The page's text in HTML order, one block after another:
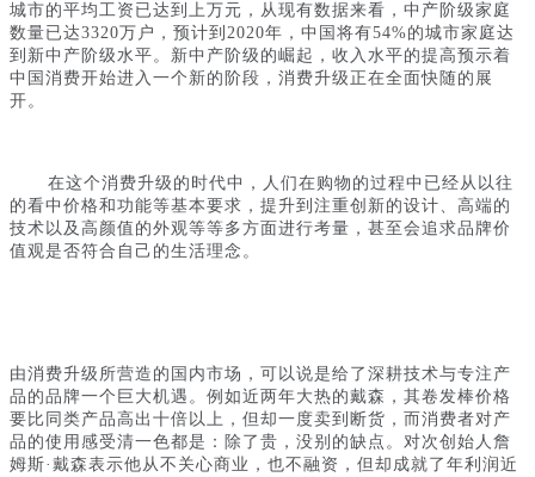
城市的平均工资已达到上万元，从现有数据来看，中产阶级家庭
数量已达3320万户，预计到2020年，中国将有54%的城市家庭达
到新中产阶级水平。新中产阶级的崛起，收入水平的提高预示着
中国消费开始进入一个新的阶段，消费升级正在全面快随的展
开。
在这个消费升级的时代中，人们在购物的过程中已经从以往
的看中价格和功能等基本要求，提升到注重创新的设计、高端的
技术以及高颜值的外观等等多方面进行考量，甚至会追求品牌价
值观是否符合自己的生活理念。
由消费升级所营造的国内市场，可以说是给了深耕技术与专注产
品的品牌一个巨大机遇。例如近两年大热的戴森，其卷发棒价格
要比同类产品高出十倍以上，但却一度卖到断货，而消费者对产
品的使用感受清一色都是：除了贵，没别的缺点。对次创始人詹
姆斯·戴森表示他从不关心商业，也不融资，但却成就了年利润近